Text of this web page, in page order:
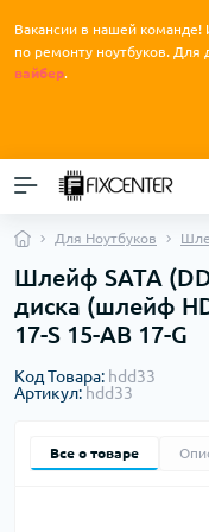
Вакансии в нашей
по ремонту ноутбуков. Для
вайбер.
Для Ноутбуков
Шлейф SATA
диска (шлейф
17-S 15-AB 17-G
Код Товара: hdd33
Артикул: hdd33
Все о товаре